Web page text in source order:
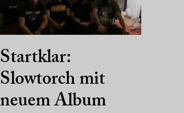
Startklar:
Slowtorch mit
neuem Album